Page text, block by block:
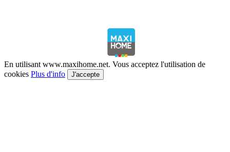
En utilisant www.maxihome.net. Vous acceptez l'utilisation de
cookies Plus d'info J'accepte